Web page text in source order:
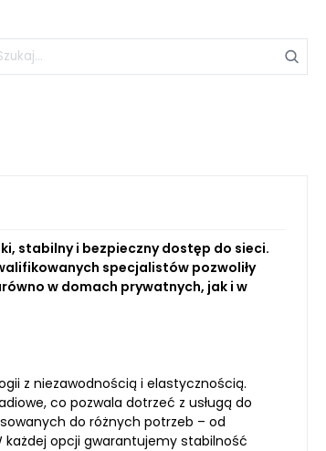
stabilny i bezpieczny dostęp do sieci.
specjalistów pozwoliły
w domach prywatnych, jak i w
z niezawodnością i elastycznością.
co pozwala dotrzeć z usługą do
do różnych potrzeb – od
opcji gwarantujemy stabilność